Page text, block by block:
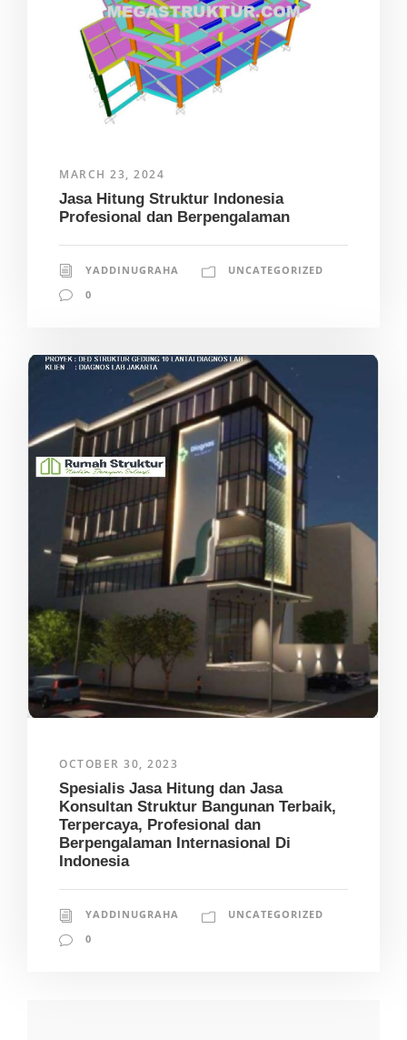
MARCH 23, 2024
Jasa Hitung Struktur Indonesia
Profesional dan Berpengalaman
YADDINUGRAHA
UNCATEGORIZED
0
OCTOBER 30, 2023
Spesialis Jasa Hitung dan Jasa
Konsultan Struktur Bangunan Terbaik,
Terpercaya, Profesional dan
Berpengalaman Internasional Di
Indonesia
YADDINUGRAHA
UNCATEGORIZED
0